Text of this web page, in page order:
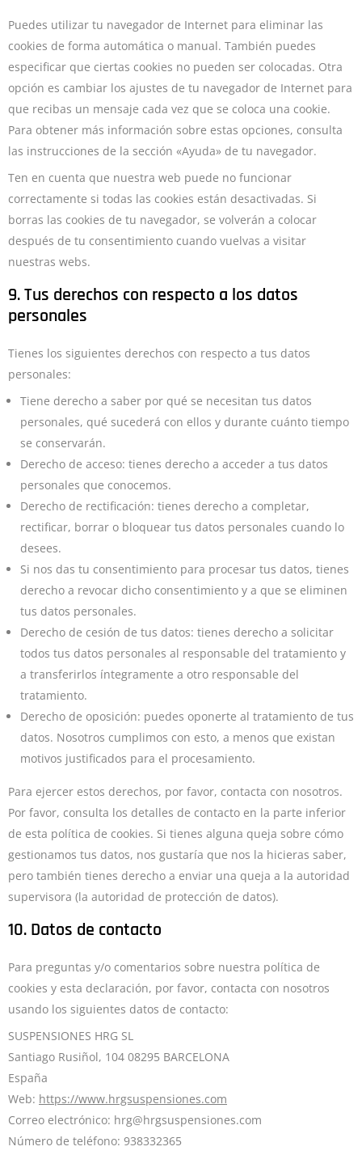
Puedes utilizar tu navegador de Internet para eliminar las
cookies de forma automática o manual. También puedes
especificar que ciertas cookies no pueden ser colocadas. Otra
opción es cambiar los ajustes de tu navegador de Internet para
que recibas un mensaje cada vez que se coloca una cookie.
Para obtener más información sobre estas opciones, consulta
las instrucciones de la sección «Ayuda» de tu navegador.
Ten en cuenta que nuestra web puede no funcionar
correctamente si todas las cookies están desactivadas. Si
borras las cookies de tu navegador, se volverán a colocar
después de tu consentimiento cuando vuelvas a visitar
nuestras webs.
9. Tus derechos con respecto a los datos
personales
Tienes los siguientes derechos con respecto a tus datos
personales:
Tiene derecho a saber por qué se necesitan tus datos
personales, qué sucederá con ellos y durante cuánto tiempo
se conservarán.
Derecho de acceso: tienes derecho a acceder a tus datos
personales que conocemos.
Derecho de rectificación: tienes derecho a completar,
rectificar, borrar o bloquear tus datos personales cuando lo
desees.
Si nos das tu consentimiento para procesar tus datos, tienes
derecho a revocar dicho consentimiento y a que se eliminen
tus datos personales.
Derecho de cesión de tus datos: tienes derecho a solicitar
todos tus datos personales al responsable del tratamiento y
a transferirlos íntegramente a otro responsable del
tratamiento.
Derecho de oposición: puedes oponerte al tratamiento de tus
datos. Nosotros cumplimos con esto, a menos que existan
motivos justificados para el procesamiento.
Para ejercer estos derechos, por favor, contacta con nosotros.
Por favor, consulta los detalles de contacto en la parte inferior
de esta política de cookies. Si tienes alguna queja sobre cómo
gestionamos tus datos, nos gustaría que nos la hicieras saber,
pero también tienes derecho a enviar una queja a la autoridad
supervisora (la autoridad de protección de datos).
10. Datos de contacto
Para preguntas y/o comentarios sobre nuestra política de
cookies y esta declaración, por favor, contacta con nosotros
usando los siguientes datos de contacto:
SUSPENSIONES HRG SL
Santiago Rusiñol, 104 08295 BARCELONA
España
Web: https://www.hrgsuspensiones.com
Correo electrónico: hrg@hrgsuspensiones.com
Número de teléfono: 938332365